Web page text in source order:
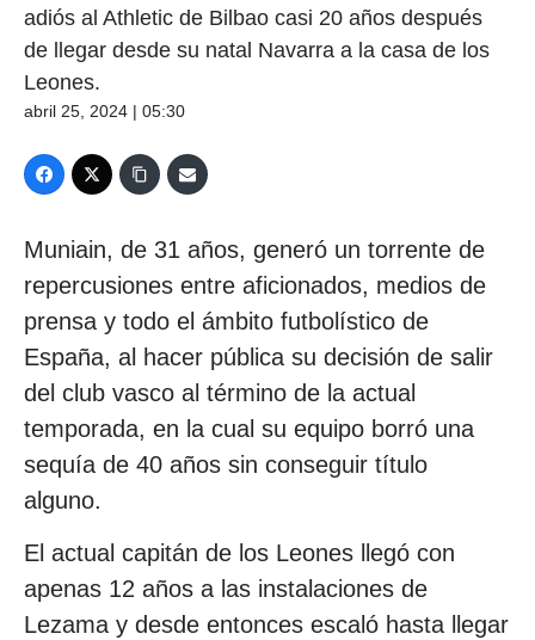
adiós al Athletic de Bilbao casi 20 años después
de llegar desde su natal Navarra a la casa de los
Leones.
abril 25, 2024 | 05:30
Muniain, de 31 años, generó un torrente de
repercusiones entre aficionados, medios de
prensa y todo el ámbito futbolístico de
España, al hacer pública su decisión de salir
del club vasco al término de la actual
temporada, en la cual su equipo borró una
sequía de 40 años sin conseguir título
alguno.
El actual capitán de los Leones llegó con
apenas 12 años a las instalaciones de
Lezama y desde entonces escaló hasta llegar